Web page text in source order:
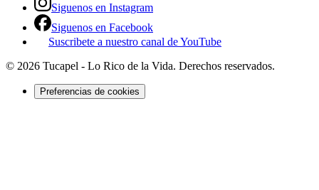
Siguenos en Instagram
Siguenos en Facebook
Suscribete a nuestro canal de YouTube
© 2026 Tucapel - Lo Rico de la Vida. Derechos reservados.
Preferencias de cookies